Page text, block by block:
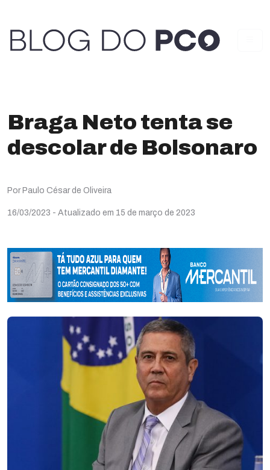
Braga Neto tenta se
descolar de Bolsonaro
Por Paulo César de Oliveira
16/03/2023 - Atualizado em 15 de março de 2023